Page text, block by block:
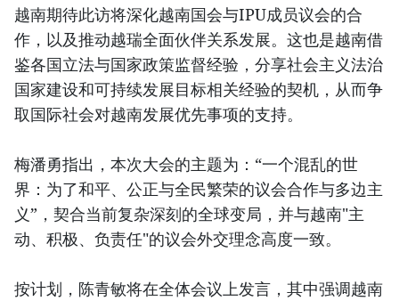
越南期待此访将深化越南国会与IPU成员议会的合
作，以及推动越瑞全面伙伴关系发展。这也是越南借
鉴各国立法与国家政策监督经验，分享社会主义法治
国家建设和可持续发展目标相关经验的契机，从而争
取国际社会对越南发展优先事项的支持。
梅潘勇指出，本次大会的主题为：“一个混乱的世
界：为了和平、公正与全民繁荣的议会合作与多边主
义”，契合当前复杂深刻的全球变局，并与越南"主
动、积极、负责任"的议会外交理念高度一致。
按计划，陈青敏将在全体会议上发言，其中强调越南